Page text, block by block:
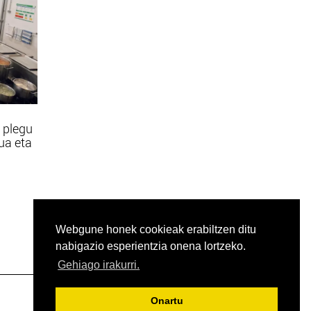
Webgune honek cookieak erabiltzen ditu
nabigazio esperientzia onena lortzeko.
Gehiago irakurri.
Onartu
eta